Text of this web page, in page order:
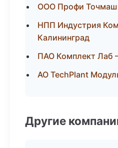
ООО Профи
НПП Индустрия
Калининград
ПАО Комплект Лаб
АО TechPlant
Другие